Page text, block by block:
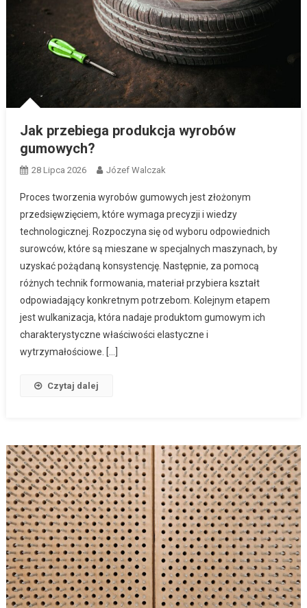
Jak przebiega produkcja wyrobów
gumowych?
28 Lipca 2026 Józef Walczak
Proces tworzenia wyrobów gumowych jest złożonym
przedsięwzięciem, które wymaga precyzji i wiedzy
technologicznej. Rozpoczyna się od wyboru odpowiednich
surowców, które są mieszane w specjalnych maszynach, by
uzyskać pożądaną konsystencję. Następnie, za pomocą
różnych technik formowania, materiał przybiera kształt
odpowiadający konkretnym potrzebom. Kolejnym etapem
jest wulkanizacja, która nadaje produktom gumowym ich
charakterystyczne właściwości elastyczne i
wytrzymałościowe. […]
Czytaj dalej